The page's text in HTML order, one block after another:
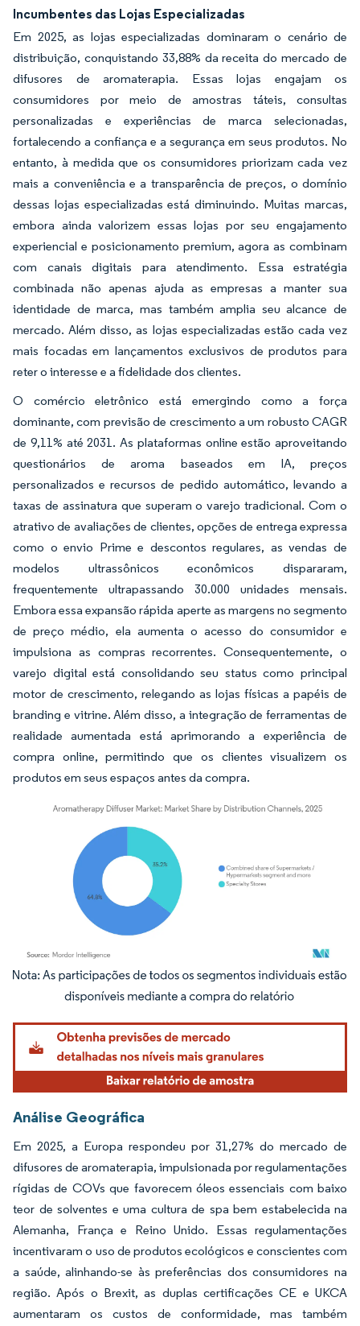
Incumbentes das Lojas Especializadas
Em 2025, as lojas especializadas dominaram o cenário de
distribuição, conquistando 33,88% da receita do mercado de
difusores de aromaterapia. Essas lojas engajam os
consumidores por meio de amostras táteis, consultas
personalizadas e experiências de marca selecionadas,
fortalecendo a confiança e a segurança em seus produtos. No
entanto, à medida que os consumidores priorizam cada vez
mais a conveniência e a transparência de preços, o domínio
dessas lojas especializadas está diminuindo. Muitas marcas,
embora ainda valorizem essas lojas por seu engajamento
experiencial e posicionamento premium, agora as combinam
com canais digitais para atendimento. Essa estratégia
combinada não apenas ajuda as empresas a manter sua
identidade de marca, mas também amplia seu alcance de
mercado. Além disso, as lojas especializadas estão cada vez
mais focadas em lançamentos exclusivos de produtos para
reter o interesse e a fidelidade dos clientes.
O comércio eletrônico está emergindo como a força
dominante, com previsão de crescimento a um robusto CAGR
de 9,11% até 2031. As plataformas online estão aproveitando
questionários de aroma baseados em IA, preços
personalizados e recursos de pedido automático, levando a
taxas de assinatura que superam o varejo tradicional. Com o
atrativo de avaliações de clientes, opções de entrega expressa
como o envio Prime e descontos regulares, as vendas de
modelos ultrassônicos econômicos dispararam,
frequentemente ultrapassando 30.000 unidades mensais.
Embora essa expansão rápida aperte as margens no segmento
de preço médio, ela aumenta o acesso do consumidor e
impulsiona as compras recorrentes. Consequentemente, o
varejo digital está consolidando seu status como principal
motor de crescimento, relegando as lojas físicas a papéis de
branding e vitrine. Além disso, a integração de ferramentas de
realidade aumentada está aprimorando a experiência de
compra online, permitindo que os clientes visualizem os
produtos em seus espaços antes da compra.
Imagem © Mordor Intelligence. O reuso requer atribuição conforme CC BY 4.0.
Análise Geográfica
Em 2025, a Europa respondeu por 31,27% do mercado de
difusores de aromaterapia, impulsionada por regulamentações
rígidas de COVs que favorecem óleos essenciais com baixo
teor de solventes e uma cultura de spa bem estabelecida na
Alemanha, França e Reino Unido. Essas regulamentações
incentivaram o uso de produtos ecológicos e conscientes com
a saúde, alinhando-se às preferências dos consumidores na
região. Após o Brexit, as duplas certificações CE e UKCA
aumentaram os custos de conformidade, mas também